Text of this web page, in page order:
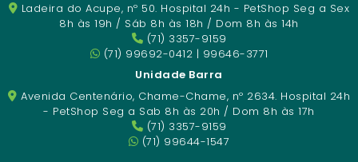
Ladeira do Acupe, nº 50. Hospital 24h - PetShop Seg a Sex
8h às 19h / Sáb 8h às 18h / Dom 8h às 14h
(71) 3357-9159
(71) 99692-0412 | 99646-3771
Unidade Barra
Avenida Centenário, Chame-Chame, nº 2634. Hospital 24h
- PetShop Seg a Sab 8h às 20h / Dom 8h às 17h
(71) 3357-9159
(71) 99644-1547